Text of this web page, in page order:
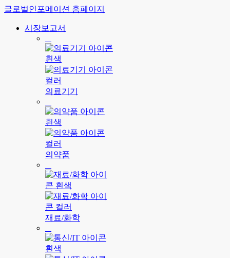
글로벌인포메이션 홈페이지
시장보고서
의료기기
의약품
재료/화학